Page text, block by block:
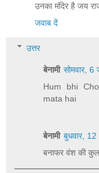
उनका मंदिर है जय
जवाब दें
उत्तर
बेनामी सोमवार,
Hum bhi
mata hai
बेनामी बुधवार,
बनाफर वंश की